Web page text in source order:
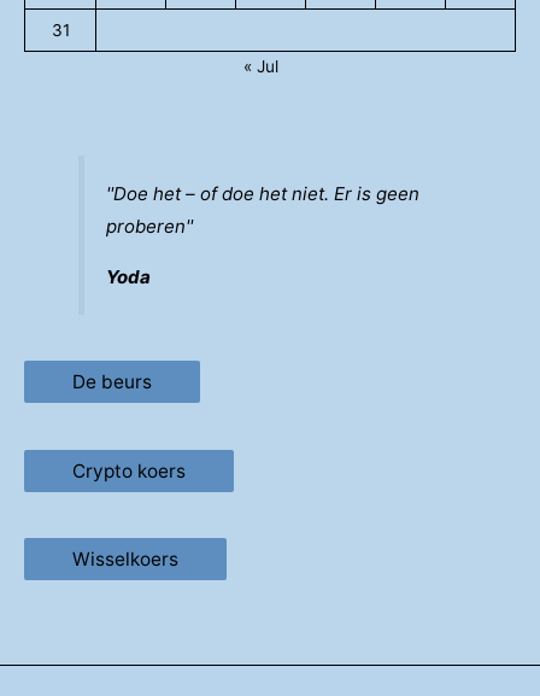
31
« Jul
''Doe het – of doe het niet. Er is geen
proberen''
Yoda
De beurs
Crypto koers
Wisselkoers